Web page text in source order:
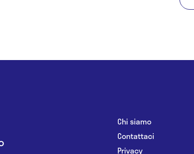
Chi siamo
Contattaci
Privacy